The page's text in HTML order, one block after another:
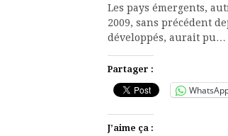
Les pays émergents,
2009, sans précédent
développés, aurait pu…
Partager :
J’aime ça :